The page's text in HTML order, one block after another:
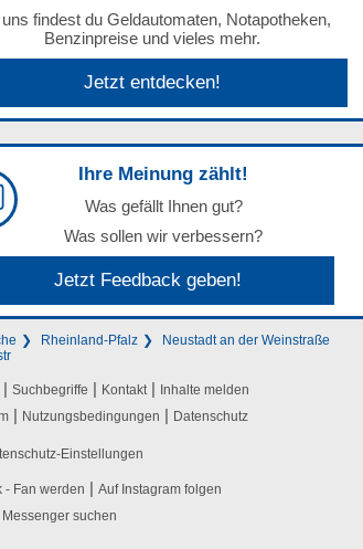
findest du Geldautomaten, Notapotheken,
Benzinpreise und vieles mehr.
Jetzt entdecken!
Ihre Meinung zählt!
Was gefällt Ihnen gut?
Was sollen wir verbessern?
Jetzt Feedback geben!
Rheinland-Pfalz
Neustadt an der Weinstraße
| Suchbegriffe | Kontakt | Inhalte melden
| Nutzungsbedingungen | Datenschutz
Einstellungen
- Fan werden | Auf Instagram folgen
suchen